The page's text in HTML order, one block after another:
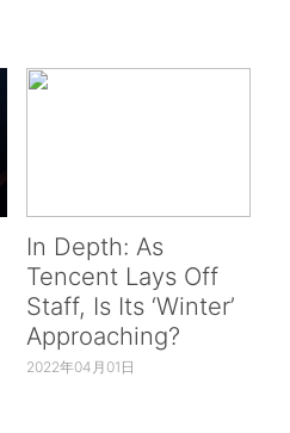
In Depth: As
Tencent Lays Off
Staff, Is Its ‘Winter’
Approaching?
2022年04月01日